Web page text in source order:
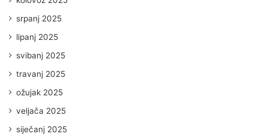
srpanj 2025
lipanj 2025
svibanj 2025
travanj 2025
ožujak 2025
veljača 2025
siječanj 2025